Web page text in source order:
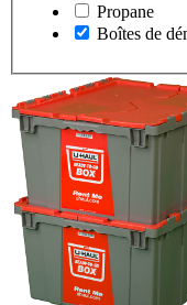
Propane
Boîtes de